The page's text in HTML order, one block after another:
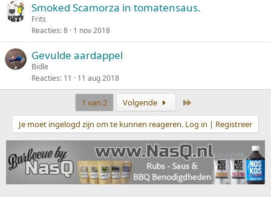
Smoked Scamorza in tomatensaus.
Frits
Reacties 8 1 nov 2018
Gevulde aardappel
Bidle
Reacties 11 11 aug 2018
1 van 2 Volgende
Je moet ingelogd zijn om te kunnen reageren. Log in | Registreer